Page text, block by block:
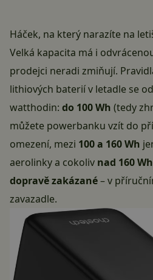
Háček, na který narazíte na
Velká kapacita má i
prodejci neradi zmiňují.
lithiových baterií v letadle se
watthodin: do 100 Wh (tedy
můžete powerbanku vzít do
omezení, mezi 100 a 160 Wh
aerolinky a cokoliv nad 160
dopravě zakázané– v
zavazadle.